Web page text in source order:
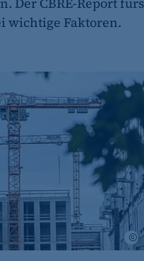
wichtige Faktoren.
Verkäufe und stabile